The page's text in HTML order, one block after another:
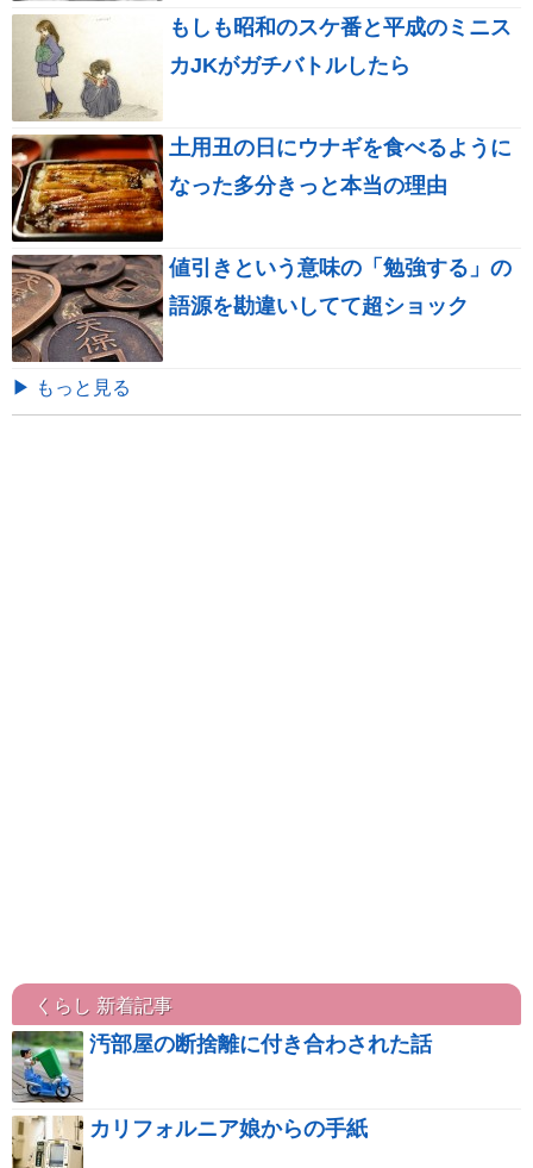
もしも昭和のスケ番と平成のミニス
カJKがガチバトルしたら
土用丑の日にウナギを食べるように
なった多分きっと本当の理由
値引きという意味の「勉強する」の
語源を勘違いしてて超ショック
▶ もっと見る
くらし 新着記事
汚部屋の断捨離に付き合わされた話
カリフォルニア娘からの手紙